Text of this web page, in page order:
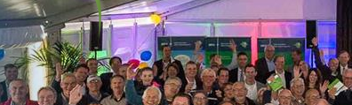
VOOR HAAR